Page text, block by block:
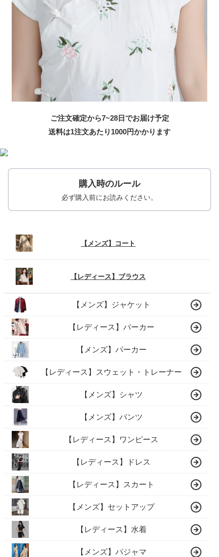
ご注文確定から7~28日でお届け予定
送料は1注文あたり 1000円かかります
購入時のルール
必ず購入前にお読みください。
【メンズ】コート
【レディース】ブラウス
【メンズ】ジャケット
【レディース】パーカー
【メンズ】パーカー
【レディース】スウェット・トレーナー
【メンズ】シャツ
【メンズ】パンツ
【レディース】ワンピース
【レディース】ドレス
【レディース】スカート
【メンズ】セットアップ
【レディース】水着
【メンズ】パジャマ